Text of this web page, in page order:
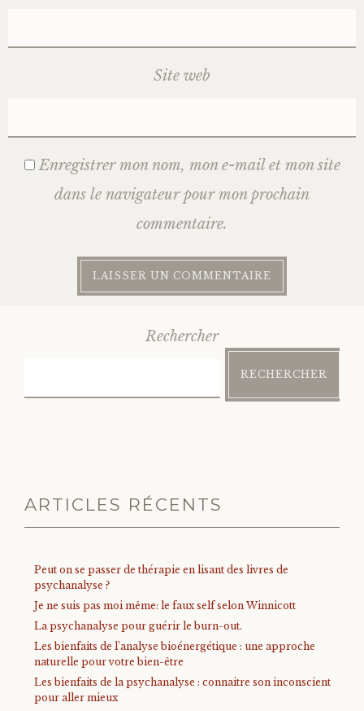
Site web
Enregistrer mon nom, mon e-mail et mon site
dans le navigateur pour mon prochain
commentaire.
Rechercher
RECHERCHER
ARTICLES RÉCENTS
Peut on se passer de thérapie en lisant des livres de
psychanalyse ?
Je ne suis pas moi même: le faux self selon Winnicott
La psychanalyse pour guérir le burn-out.
Les bienfaits de l’analyse bioénergétique : une approche
naturelle pour votre bien-être
Les bienfaits de la psychanalyse : connaitre son inconscient
pour aller mieux